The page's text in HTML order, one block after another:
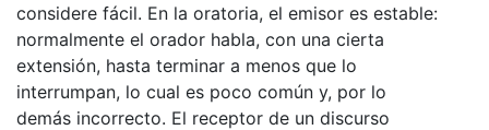
considere fácil. En la oratoria, el emisor es estable:
normalmente el orador habla, con una cierta
extensión, hasta terminar a menos que lo
interrumpan, lo cual es poco común y, por lo
demás incorrecto. El receptor de un discurso